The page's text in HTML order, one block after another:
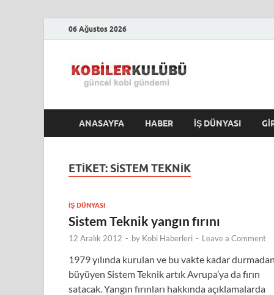
06 Ağustos 2026
ANASAYFA HABER İŞ DÜNYASI
ETIKET: SISTEM TEKNIK
İŞ DÜNYASI
Sistem Teknik yangın fırını
12 Aralık 2012 - by Kobi Haberleri - Leave a Comment
1979 yılında kurulan ve bu vakte kadar durmadan
büyüyen Sistem Teknik artık Avrupa’ya da fırın
satacak. Yangın fırınları hakkında açıklamalarda